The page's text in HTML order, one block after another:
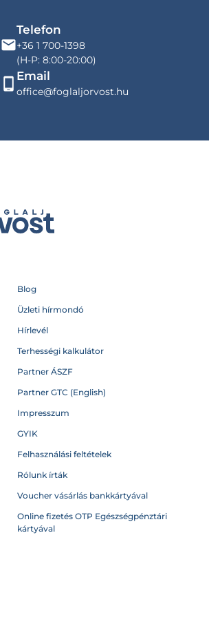
Telefon
+36 1 700-1398
(H-P: 8:00-20:00)
Email
office@foglaljorvost.hu
Blog
Üzleti hírmondó
Hírlevél
Terhességi kalkulátor
Partner ÁSZF
Partner GTC (English)
Impresszum
GYIK
Felhasználási feltételek
Rólunk írták
Voucher vásárlás bankkártyával
Online fizetés OTP Egészségpénztári
kártyával